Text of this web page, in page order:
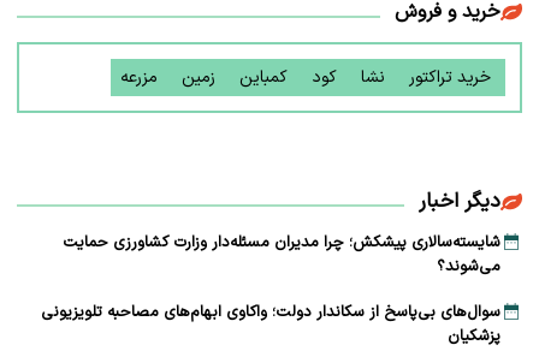
خرید و فروش
خرید تراکتور نشا کود کمباین زمین مزرعه
دیگر اخبار
شایسته‌سالاری پیشکش؛ چرا مدیران مسئله‌دار وزارت کشاورزی حمایت
می‌شوند؟
سوال‌های بی‌پاسخ از سکاندار دولت؛ واکاوی ابهام‌های مصاحبه تلویزیونی
پزشکیان